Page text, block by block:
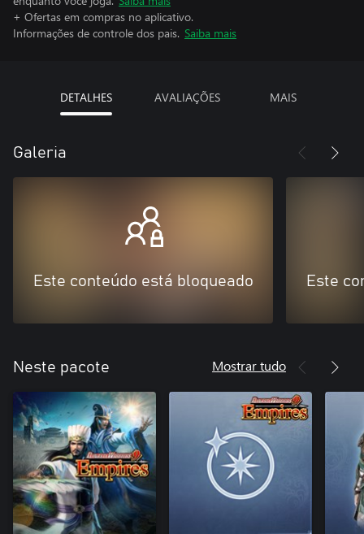
+ Ofertas em compras no aplicativo.
Informações de controle dos pais. Saiba mais
DETALHES AVALIAÇÕES MAIS
Galeria
Este conteúdo está bloqueado Este
Neste pacote Mostrar tudo